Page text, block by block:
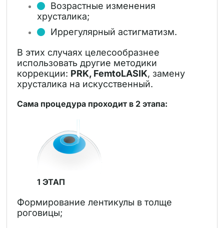
Возрастные изменения
хрусталика;
Иррегулярный астигматизм.
В этих случаях целесообразнее
использовать другие методики
коррекции: PRK, FemtoLASIK, замену
хрусталика на искусственный.
Сама процедура проходит в 2 этапа:
1 ЭТАП
Формирование лентикулы в толще
роговицы;